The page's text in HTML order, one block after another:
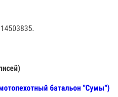
батальон "Сумы")